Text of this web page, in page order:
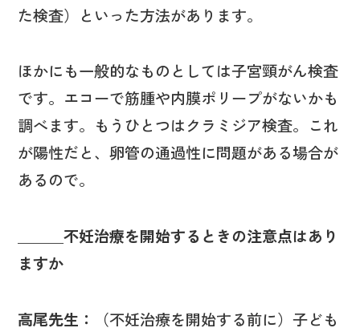
た検査）といった方法があります。
ほかにも一般的なものとしては子宮頸がん検査
です。エコーで筋腫や内膜ポリープがないかも
調べます。もうひとつはクラミジア検査。これ
が陽性だと、卵管の通過性に問題がある場合が
あるので。
＿＿＿不妊治療を開始するときの注意点はあり
ますか
高尾先生：
（不妊治療を開始する前に）子ども